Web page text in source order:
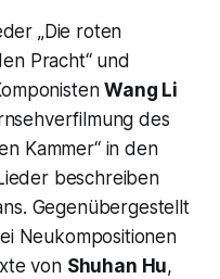
„Die roten
Pracht“ und
Wang Li
des
Kammer“in den
beschreiben
Gegenübergestellt
Neukompositionen
von Shuhan Hu,